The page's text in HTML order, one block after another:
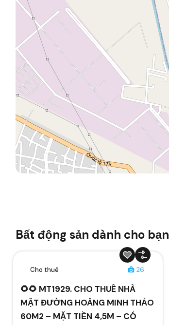
Bất động sản dành cho bạn
Cho thuê 26
🌻🌻 MT1929. CHO THUÊ NHÀ
MẶT ĐƯỜNG HOÀNG MINH THẢO
60M2 – MẶT TIỀN 4,5M – CÓ